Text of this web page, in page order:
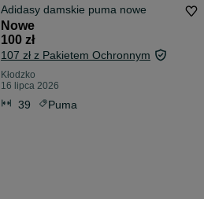
Adidasy damskie puma nowe
Nowe
100 zł
107 zł z Pakietem Ochronnym
Kłodzko
16 lipca 2026
39 Puma